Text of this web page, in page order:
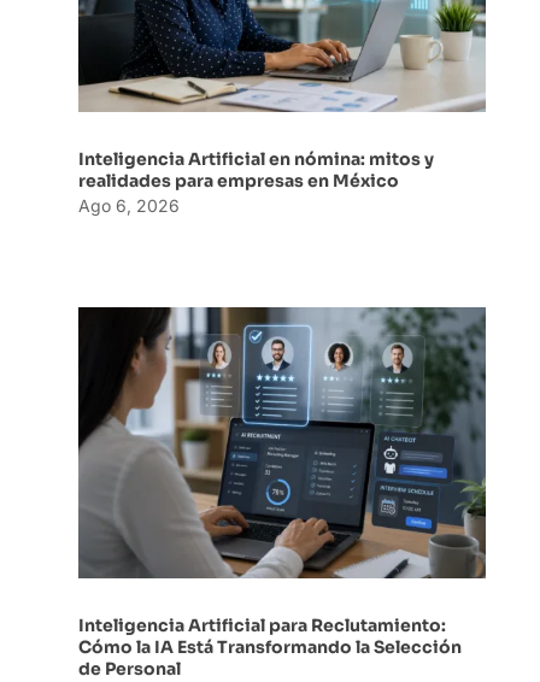
Inteligencia Artificial en nómina: mitos y
realidades para empresas en México
Ago 6, 2026
Inteligencia Artificial para Reclutamiento:
Cómo la IA Está Transformando la Selección
de Personal